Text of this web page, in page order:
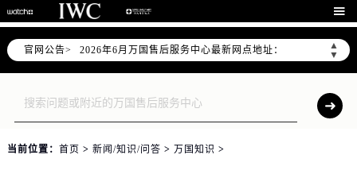

官网公告>
▲
▼
2026年6月万国上海市售后服务网络优化升级公告
2026年6月上海市万国官方售后客户服务热线：400-992-7093
2026年6月万国售后服务中心最新网点地址：
上海市徐汇区虹桥路3号港汇中心写字楼2座37层3705室（需提前预约）
当前位置： 首页 > 新闻/知识/问答 > 万国知识 >